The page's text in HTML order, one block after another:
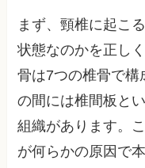
まず、頸椎に起こ
状態なのかを正し
骨は7つの椎骨で構
の間には椎間板と
組織があります。
が何らかの原因で